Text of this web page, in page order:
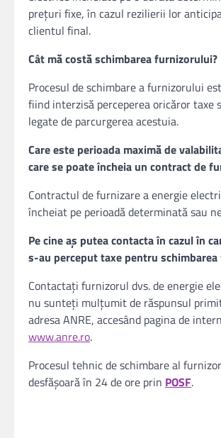
preţuri fixe, în cazul rezilierii lor
clientul final.
Cât mă costă schimbarea furnizorului?
Procesul de schimbare a furnizorului
fiind interzisă perceperea oricăror taxe
legate de parcurgerea acestuia.
Care este perioada maximă de
care se poate încheia un contract de
Contractul de furnizare a energie
încheiat pe perioadă determinată sau
Pe cine aș putea contacta în cazul în
s-au perceput taxe pentru
Contactați furnizorul dvs. de energie
nu sunteți mulțumit de răspunsul
adresa ANRE, accesând pagina de
www.anre.ro.
Procesul tehnic de schimbare al
desfăşoară în 24 de ore prin POSF.